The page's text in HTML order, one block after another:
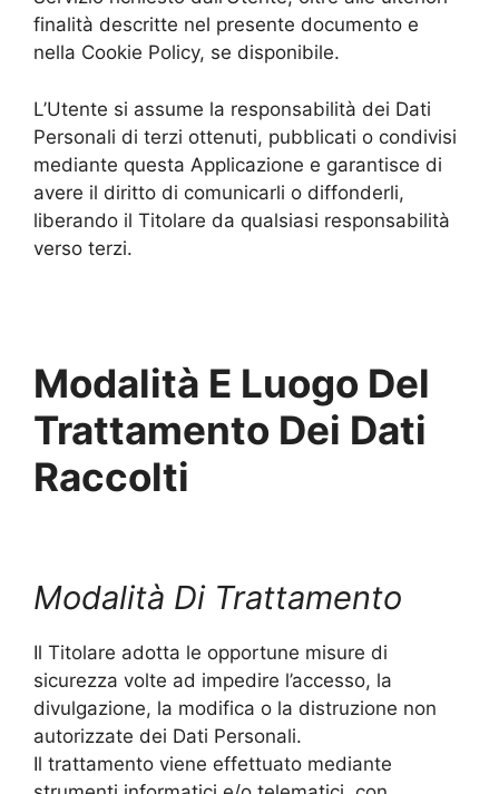
finalità descritte nel presente documento e
nella Cookie Policy, se disponibile.
L’Utente si assume la responsabilità dei Dati
Personali di terzi ottenuti, pubblicati o condivisi
mediante questa Applicazione e garantisce di
avere il diritto di comunicarli o diffonderli,
liberando il Titolare da qualsiasi responsabilità
verso terzi.
Modalità E Luogo Del
Trattamento Dei Dati
Raccolti
Modalità Di Trattamento
Il Titolare adotta le opportune misure di
sicurezza volte ad impedire l’accesso, la
divulgazione, la modifica o la distruzione non
autorizzate dei Dati Personali.
Il trattamento viene effettuato mediante